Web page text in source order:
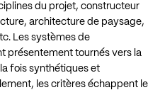
du projet, constructeur
architecture de paysage,
Les systèmes de
présentement tournés vers la
fois synthétiques et
les critères échappent le